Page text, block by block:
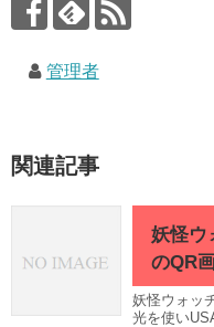
管理者
関連記事
妖怪
のQR
妖怪ウォッ
光を使い